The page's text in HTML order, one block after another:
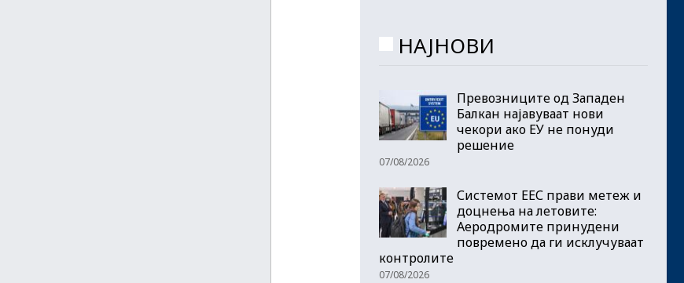
НАЈНОВИ
Превозниците од Западен
Балкан најавуваат нови
чекори ако ЕУ не понуди
решение
07/08/2026
Системот ЕЕС прави метеж и
доцнења на летовите:
Аеродромите принудени
повремено да ги исклучуваат
контролите
07/08/2026